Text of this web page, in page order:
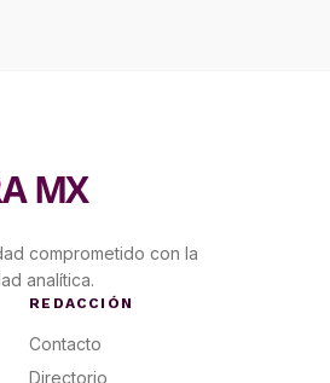
MX
comprometido con la
analítica.
REDACCIÓN
Contacto
Directorio